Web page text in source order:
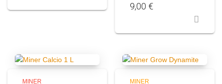
9,00 €
MINER MINER